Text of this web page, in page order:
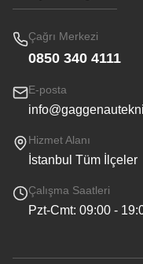
Çağrı Merkezi
0850 340 4111
E-posta
Hizmet Alanı
İstanbul Tüm İlçeler
Çalışma Saatleri
Pzt-Cmt: 09:00 -